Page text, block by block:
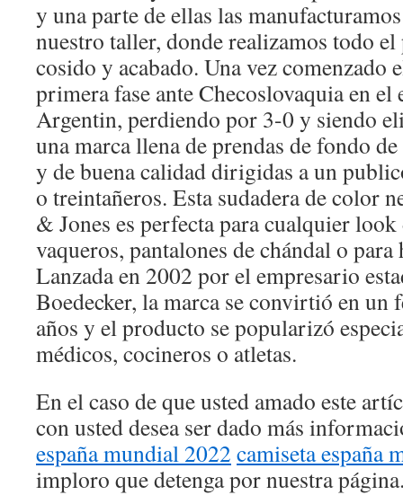
y una parte de ellas las
nuestro taller, donde realizamos todo
cosido y acabado. Una vez comenzado
primera fase ante Checoslovaquia en el
Argentin, perdiendo por 3-0 y siendo
una marca llena de prendas de fondo
y de buena calidad dirigidas a un
o treintañeros. Esta sudadera de color
& Jones es perfecta para cualquier look
vaqueros, pantalones de chándal o
Lanzada en 2002 por el empresario
Boedecker, la marca se convirtió en un
años y el producto se popularizó
médicos, cocineros o atletas.
En el caso de que usted amado este
con usted desea ser dado más
españa mundial 2022 camiseta españa
imploro que detenga por nuestra